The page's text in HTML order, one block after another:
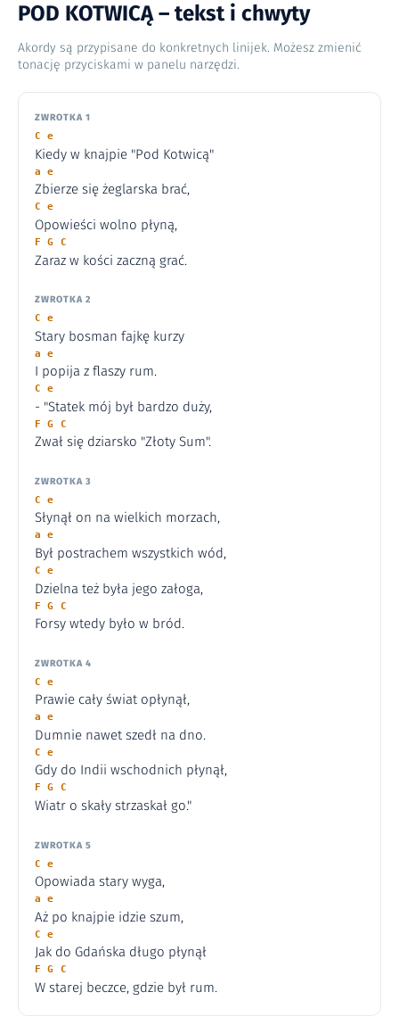
POD KOTWICĄ – tekst i chwyty
Akordy są przypisane do konkretnych linijek. Możesz zmienić
tonację przyciskami w panelu narzędzi.
ZWROTKA 1
C e
Kiedy w knajpie "Pod Kotwicą"
a e
Zbierze się żeglarska brać,
C e
Opowieści wolno płyną,
F G C
Zaraz w kości zaczną grać.
ZWROTKA 2
C e
Stary bosman fajkę kurzy
a e
I popija z flaszy rum.
C e
- "Statek mój był bardzo duży,
F G C
Zwał się dziarsko "Złoty Sum".
ZWROTKA 3
C e
Słynął on na wielkich morzach,
a e
Był postrachem wszystkich wód,
C e
Dzielna też była jego załoga,
F G C
Forsy wtedy było w bród.
ZWROTKA 4
C e
Prawie cały świat opłynął,
a e
Dumnie nawet szedł na dno.
C e
Gdy do Indii wschodnich płynął,
F G C
Wiatr o skały strzaskał go."
ZWROTKA 5
C e
Opowiada stary wyga,
a e
Aż po knajpie idzie szum,
C e
Jak do Gdańska długo płynął
F G C
W starej beczce, gdzie był rum.